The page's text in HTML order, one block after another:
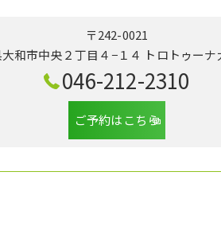
〒242-0021
和市中央２丁目４−１４ トロトゥーナ
046-212-2310
ご予約はこちら